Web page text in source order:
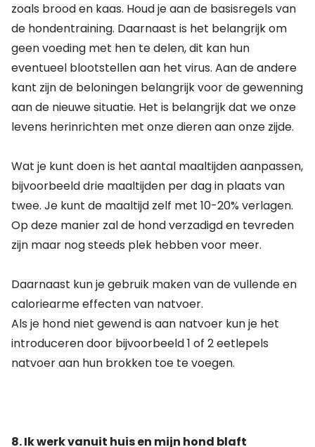
zoals brood en kaas. Houd je aan de basisregels van
de hondentraining. Daarnaast is het belangrijk om
geen voeding met hen te delen, dit kan hun
eventueel blootstellen aan het virus. Aan de andere
kant zijn de beloningen belangrijk voor de gewenning
aan de nieuwe situatie. Het is belangrijk dat we onze
levens herinrichten met onze dieren aan onze zijde.
Wat je kunt doen is het aantal maaltijden aanpassen,
bijvoorbeeld drie maaltijden per dag in plaats van
twee. Je kunt de maaltijd zelf met 10-20% verlagen.
Op deze manier zal de hond verzadigd en tevreden
zijn maar nog steeds plek hebben voor meer.
Daarnaast kun je gebruik maken van de vullende en
caloriearme effecten van natvoer.
Als je hond niet gewend is aan natvoer kun je het
introduceren door bijvoorbeeld 1 of 2 eetlepels
natvoer aan hun brokken toe te voegen.
8. Ik werk vanuit huis en mijn hond blaft